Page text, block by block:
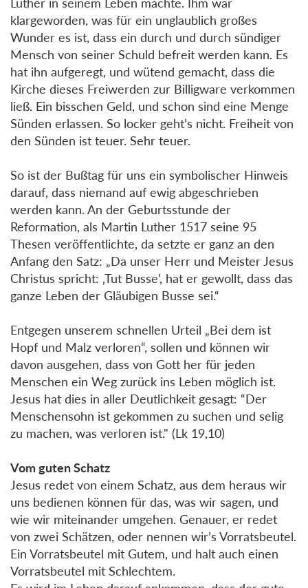
klargeworden, was für ein unglaublich großes
Wunder es ist, dass ein durch und durch sündiger
Mensch von seiner Schuld befreit werden kann. Es
hat ihn aufgeregt, und wütend gemacht, dass die
Kirche dieses Freiwerden zur Billigware verkommen
ließ. Ein bisschen Geld, und schon sind eine Menge
Sünden erlassen. So locker geht’s nicht. Freiheit von
den Sünden ist teuer. Sehr teuer.
So ist der Bußtag für uns ein symbolischer Hinweis
darauf, dass niemand auf ewig abgeschrieben
werden kann. An der Geburtsstunde der
Reformation, als Martin Luther 1517 seine 95
Thesen veröffentlichte, da setzte er ganz an den
Anfang den Satz: „Da unser Herr und Meister Jesus
Christus spricht: ‚Tut Busse‘, hat er gewollt, dass das
ganze Leben der Gläubigen Busse sei.“
Entgegen unserem schnellen Urteil „Bei dem ist
Hopf und Malz verloren“, sollen und können wir
davon ausgehen, dass von Gott her für jeden
Menschen ein Weg zurück ins Leben möglich ist.
Jesus hat dies in aller Deutlichkeit gesagt: “Der
Menschensohn ist gekommen zu suchen und selig
zu machen, was verloren ist." (Lk 19,10)
Vom guten Schatz
Jesus redet von einem Schatz, aus dem heraus wir
uns bedienen können für das, was wir sagen, und
wie wir miteinander umgehen. Genauer, er redet
von zwei Schätzen, oder nennen wir’s Vorratsbeutel.
Ein Vorratsbeutel mit Gutem, und halt auch einen
Vorratsbeutel mit Schlechtem.